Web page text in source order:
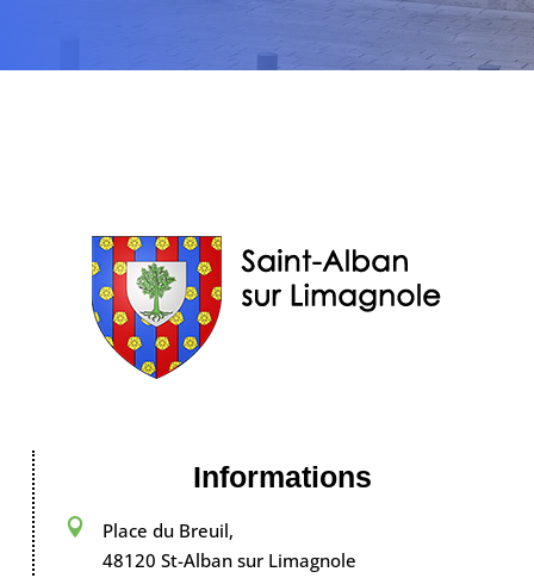
Informations

Place du Breuil,
48120 St-Alban sur Limagnole